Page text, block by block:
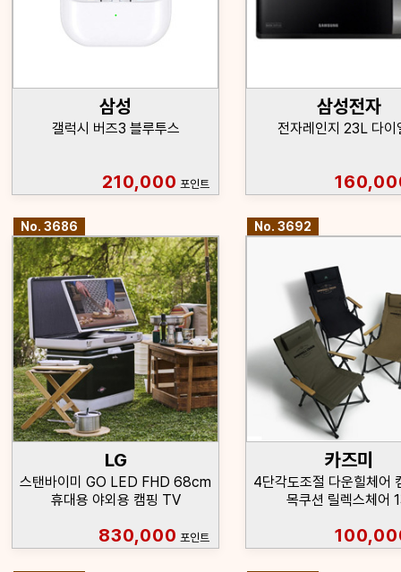
삼성
갤럭시 버즈3 블루투스
210,000 포인트
삼성전자
전자레인지 23L 다이
No. 3686
LG
스탠바이미 GO LED FHD 68cm
휴대용 야외용 캠핑 TV
830,000 포인트
No. 3692
카즈미
4단각도조절 다운힐체어
목쿠션 릴렉스체어